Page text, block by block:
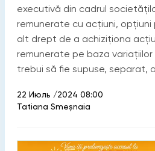
executivă din cadrul
remunerate cu acțiuni, opțiuni
alt drept de a achiziționa
remunerate pe baza
trebui să fie supuse, separat,
22 Июль /2024 08:00
Tatiana Smeșnaia